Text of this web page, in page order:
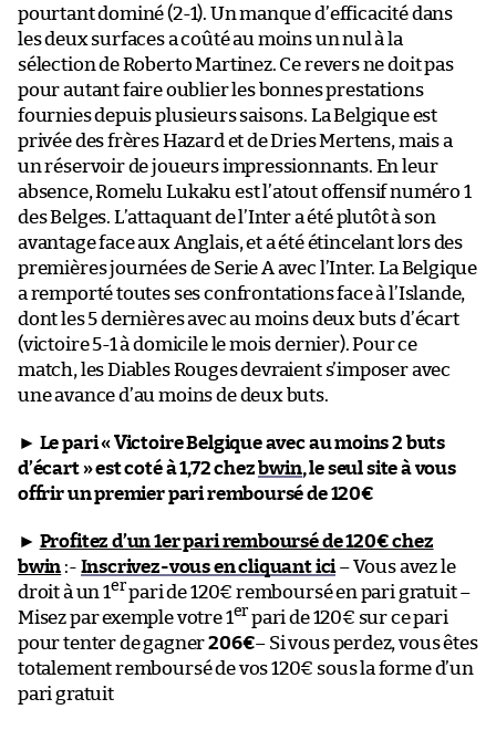
pourtant dominé (2-1). Un manque d’efficacité dans
les deux surfaces a coûté au moins un nul à la
sélection de Roberto Martinez. Ce revers ne doit pas
pour autant faire oublier les bonnes prestations
fournies depuis plusieurs saisons. La Belgique est
privée des frères Hazard et de Dries Mertens, mais a
un réservoir de joueurs impressionnants. En leur
absence, Romelu Lukaku est l’atout offensif numéro 1
des Belges. L’attaquant de l’Inter a été plutôt à son
avantage face aux Anglais, et a été étincelant lors des
premières journées de Serie A avec l’Inter. La Belgique
a remporté toutes ses confrontations face à l’Islande,
dont les 5 dernières avec au moins deux buts d’écart
(victoire 5-1 à domicile le mois dernier). Pour ce
match, les Diables Rouges devraient s’imposer avec
une avance d’au moins de deux buts.
► Le pari « Victoire Belgique avec au moins 2 buts
d’écart » est coté à 1,72 chezbwin, le seul site à vous
offrir un premier pari remboursé de 120€
► Profitez d’un 1er pari remboursé de 120€ chez
bwin :- Inscrivez-vous en cliquant ici– Vous avez le
droit à un 1erpari de 120€ remboursé en pari gratuit –
Misez par exemple votre 1er pari de 120€ sur ce pari
pour tenter de gagner206€– Si vous perdez, vous êtes
totalement remboursé de vos 120€ sous la forme d’un
pari gratuit